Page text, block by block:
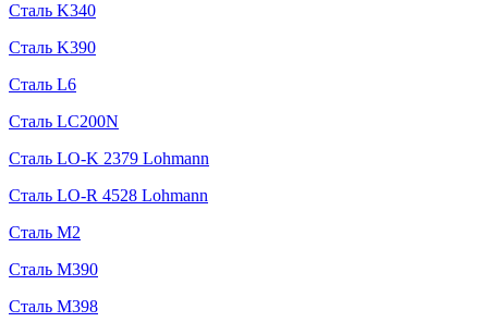
Сталь K340
Сталь K390
Сталь L6
Сталь LC200N
Сталь LO-K 2379 Lohmann
Сталь LO-R 4528 Lohmann
Сталь M2
Сталь M390
Сталь M398